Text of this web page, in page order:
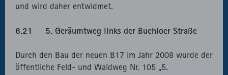
und wird daher entwidmet.
6.21 5. Geräumtweg links der Buchloer Straße
Durch den Bau der neuen B17 im Jahr 2008 wurde der
öffentliche Feld- und Waldweg Nr. 105 „5.